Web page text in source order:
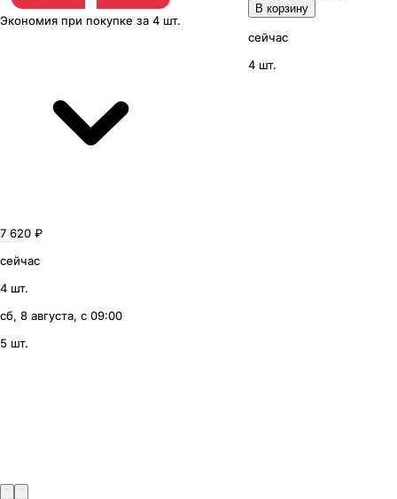
Экономия при покупке за 4 шт.
7 620 ₽
сейчас
4 шт.
сб, 8 августа, с 09:00
5 шт.
В корзину
сейчас
4 шт.